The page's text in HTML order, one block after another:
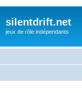
silentdrift.net
jeux de rôle indépendants